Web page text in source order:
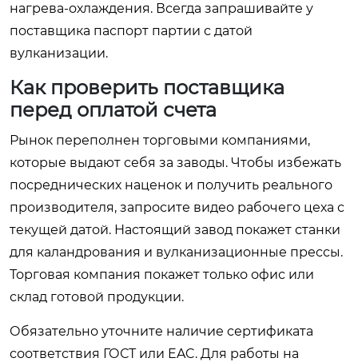
нагрева-охлаждения. Всегда запрашивайте у
поставщика паспорт партии с датой
вулканизации.
Как проверить поставщика
перед оплатой счета
Рынок переполнен торговыми компаниями,
которые выдают себя за заводы. Чтобы избежать
посреднических наценок и получить реального
производителя, запросите видео рабочего цеха с
текущей датой. Настоящий завод покажет станки
для каландрования и вулканизационные прессы.
Торговая компания покажет только офис или
склад готовой продукции.
Обязательно уточните наличие сертификата
соответствия ГОСТ или EAC. Для работы на